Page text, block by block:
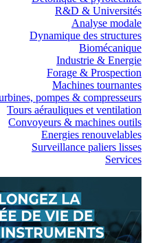
R&D & Universités
Analyse modale
Dynamique des structures
Biomécanique
Industrie & Energie
Forage & Prospection
Machines tournantes
pompes & compresseurs
Tours aérauliques et ventilation
Convoyeurs & machines outils
Energies renouvelables
Surveillance paliers lisses
Services